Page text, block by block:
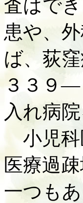
査はで
患や、
ば、荻
３３９—
入れ病
小児科
医療過
一つも